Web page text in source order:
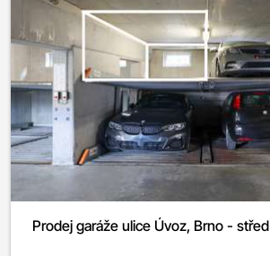
Prodej garáže ulice Úvoz, Brno - střed